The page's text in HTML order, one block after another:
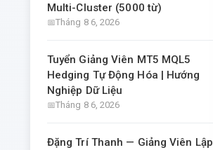
Multi-Cluster (5000 từ)
Tháng 8 6, 2026
Tuyển Giảng Viên MT5 MQL5
Hedging Tự Động Hóa | Hướng
Nghiệp Dữ Liệu
Tháng 8 6, 2026
Đặng Trí Thanh — Giảng Viên Lập